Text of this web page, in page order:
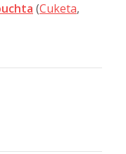
(Cuketa,